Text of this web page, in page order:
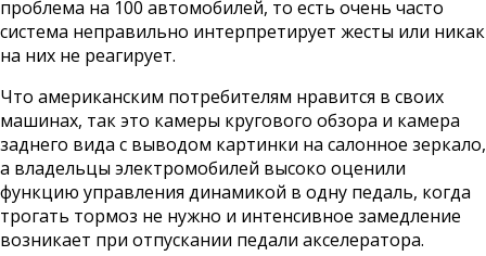
проблема на 100 автомобилей, то есть очень часто
система неправильно интерпретирует жесты или никак
на них не реагирует.
Что американским потребителям нравится в своих
машинах, так это камеры кругового обзора и камера
заднего вида с выводом картинки на салонное зеркало,
а владельцы электромобилей высоко оценили
функцию управления динамикой в одну педаль, когда
трогать тормоз не нужно и интенсивное замедление
возникает при отпускании педали акселератора.